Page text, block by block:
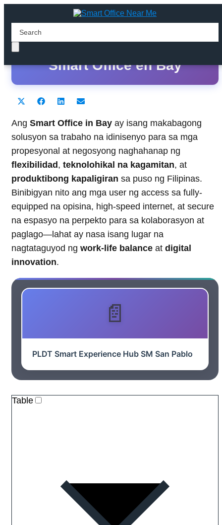
Ang Pinakamahusay na
Smart Office en Bay
Share
T
w
i
t
e
)
Share
c
e
b
o
k
Share
n
k
e
d
I
n
Share
a
i
l
Ang Smart Office in Bay ay isang makabagong
solusyon sa trabaho na idinisenyo para sa mga
propesyonal at negosyong naghahanap ng
flexibilidad , teknolohikal na kagamitan, at
produktibong kapaligiran sa puso ng Filipinas.
Binibigyan nito ang mga user ng access sa fully-
equipped na opisina, high-speed internet, at secure
na espasyo na perpekto para sa kolaborasyon at
paglago—lahat ay nasa isang lugar na
nagtataguyod ng work-life balance at digital
innovation.
PLDT Smart Experience Hub SM San Pablo
Table